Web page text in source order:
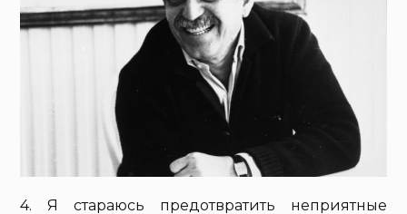
4. Я стараюсь предотвратить неприятные